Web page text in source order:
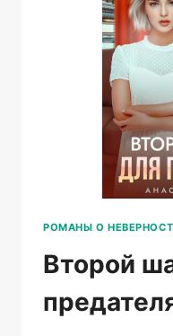
РОМАНЫ О
Второй